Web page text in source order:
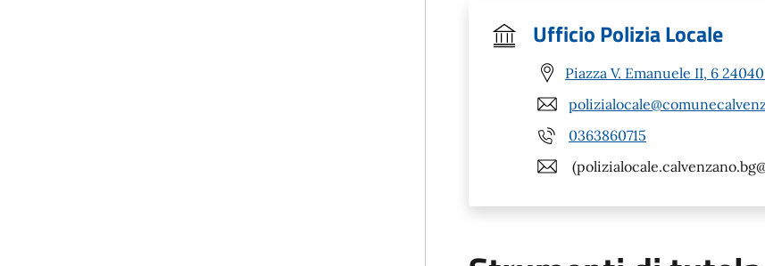
Ufficio Polizia Locale
Piazza V. Emanuele II, 6
0363860715